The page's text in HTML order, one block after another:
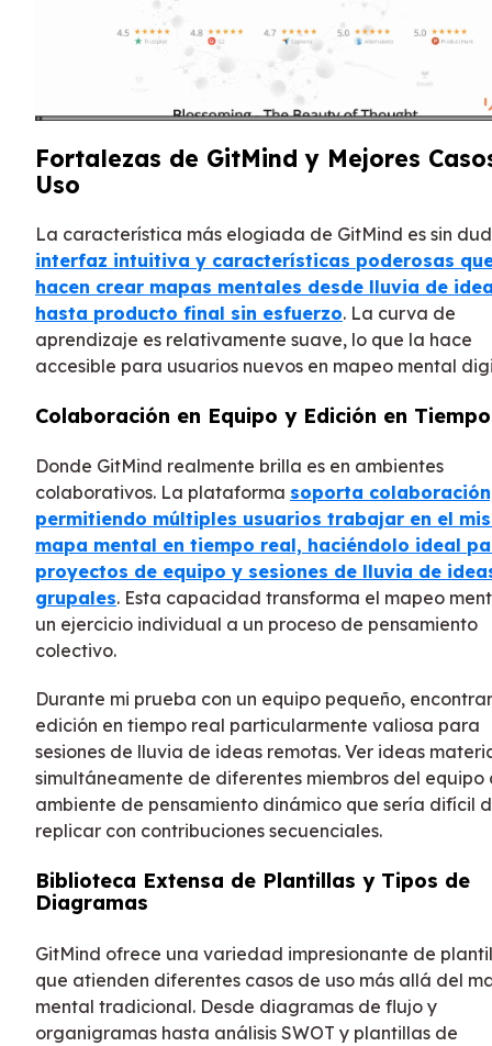
Fortalezas de GitMind y Mejores
Uso
La característica más elogiada de GitMind es sin
interfaz intuitiva y características poderosas
hacen crear mapas mentales desde lluvia de
hasta producto final sin esfuerzo. La curva de
aprendizaje es relativamente suave, lo que la hace
accesible para usuarios nuevos en mapeo mental
Colaboración en Equipo y Edición en
Donde GitMind realmente brilla es en ambientes
colaborativos. La plataforma soporta
permitiendo múltiples usuarios trabajar en el
mapa mental en tiempo real, haciéndolo ideal
proyectos de equipo y sesiones de lluvia de
grupales. Esta capacidad transforma el mapeo
un ejercicio individual a un proceso de pensamiento
colectivo.
Durante mi prueba con un equipo pequeño,
edición en tiempo real particularmente valiosa para
sesiones de lluvia de ideas remotas. Ver ideas
simultáneamente de diferentes miembros del equipo
ambiente de pensamiento dinámico que sería difícil
replicar con contribuciones secuenciales.
Biblioteca Extensa de Plantillas y Tipos de
Diagramas
GitMind ofrece una variedad impresionante de
que atienden diferentes casos de uso más allá del
mental tradicional. Desde diagramas de flujo y
organigramas hasta análisis SWOT y plantillas de